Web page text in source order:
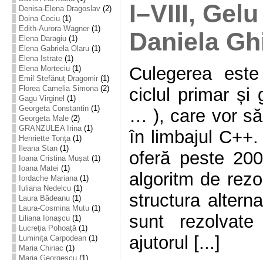
Denisa-Elena Dragoslav(2)
Doina Cociu(1)
Edith-Aurora Wagner(1)
Elena Daragiu(1)
Elena Gabriela Olaru(1)
Elena Istrate(1)
Elena Morteciu(1)
Emil Ștefănuț Dragomir(1)
Florea Camelia Simona(2)
Gagu Virginel (1)
Georgeta Constantin(1)
Georgeta Male(2)
GRANZULEA Irina(1)
Henriette Tonţa(1)
Ileana Stan(1)
Ioana Cristina Mușat(1)
Ioana Matei (1)
Iordache Mariana(1)
Iuliana Nedelcu(1)
Laura Bădeanu(1)
Laura-Cosmina Mutu(1)
Liliana Ionașcu(1)
Lucreţia Pohoaţă(1)
Luminița Carpodean(1)
Maria Chiriac (1)
Maria Georgescu(1)
I–VIII,
Daniela
Culegerea
ciclul primar și
… ), care vor
în limbajul
oferă peste
algoritm de
structura
sunt
ajutorul [...]